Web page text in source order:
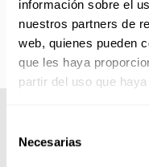
información sobre el
nuestros partners de
web, quienes pueden
que les haya
partir del uso que
Necesarias